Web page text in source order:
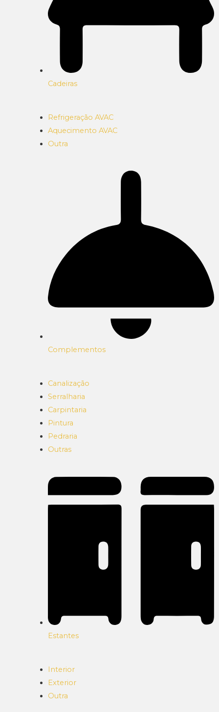
Cadeiras
Refrigeração AVAC
Aquecimento AVAC
Outra
Complementos
Canalização
Serralharia
Carpintaria
Pintura
Pedraria
Outras
Estantes
Interior
Exterior
Outra